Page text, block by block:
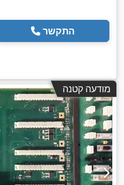
התקשר
מודעה קטנה